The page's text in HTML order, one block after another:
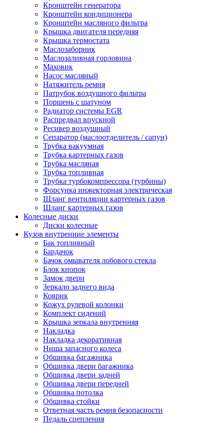
Кронштейн генератора
Кронштейн кондиционера
Кронштейн масляного фильтра
Крышка двигателя передняя
Крышка термостата
Маслозаборник
Маслозаливная горловина
Маховик
Насос масляный
Натяжитель ремня
Патрубок воздушного фильтра
Поршень с шатуном
Радиатор системы EGR
Распредвал впускной
Ресивер воздушный
Сепаратор (маслоотделитель / сапун)
Трубка вакуумная
Трубка картерных газов
Трубка масляная
Трубка топливная
Трубка турбокомпрессора (турбины)
Форсунка инжекторная электрическая
Шланг вентиляции картерных газов
Шланг картерных газов
Колесные диски
Диски колесные
Кузов внутренние элементы
Бак топливный
Бардачок
Бачок омывателя лобового стекла
Блок кнопок
Замок двери
Зеркало заднего вида
Коврик
Кожух рулевой колонки
Комплект сидений
Крышка зеркала внутренняя
Накладка
Накладка декоративная
Ниша запасного колеса
Обшивка багажника
Обшивка двери багажника
Обшивка двери задней
Обшивка двери передней
Обшивка потолка
Обшивка стойки
Ответная часть ремня безопасности
Педаль сцепления